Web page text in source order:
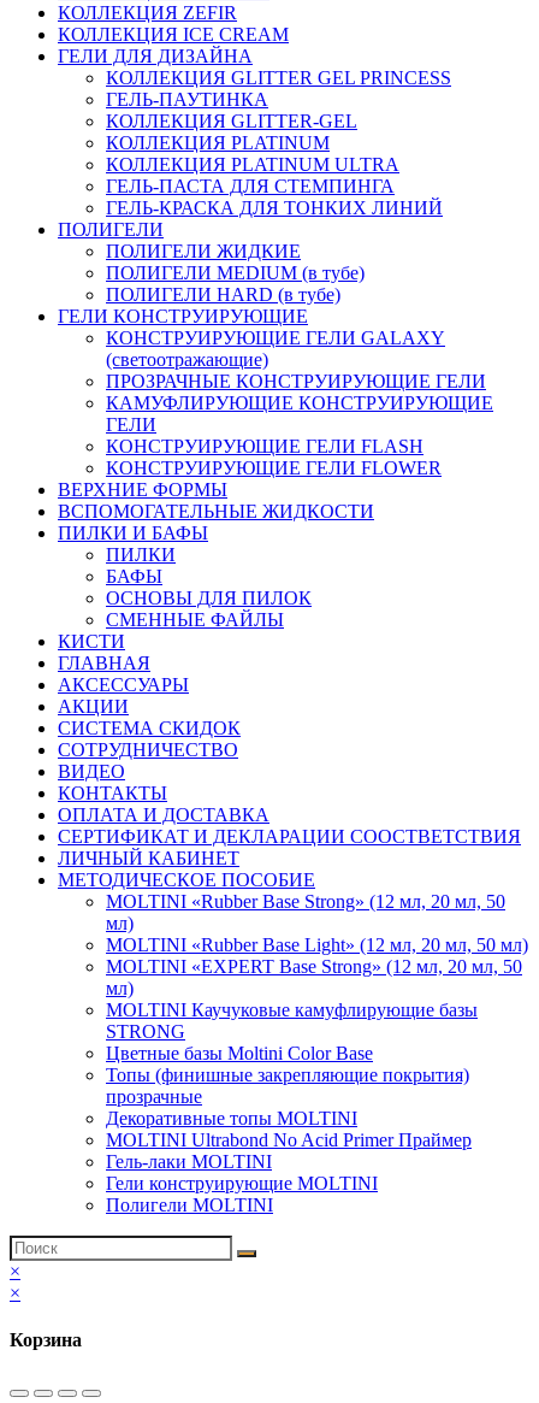
КОЛЛЕКЦИЯ ZEFIR
КОЛЛЕКЦИЯ ICE CREAM
ГЕЛИ ДЛЯ ДИЗАЙНА
КОЛЛЕКЦИЯ GLITTER GEL PRINCESS
ГЕЛЬ-ПАУТИНКА
КОЛЛЕКЦИЯ GLITTER-GEL
КОЛЛЕКЦИЯ PLATINUM
КОЛЛЕКЦИЯ PLATINUM ULTRA
ГЕЛЬ-ПАСТА ДЛЯ СТЕМПИНГА
ГЕЛЬ-КРАСКА ДЛЯ ТОНКИХ ЛИНИЙ
ПОЛИГЕЛИ
ПОЛИГЕЛИ ЖИДКИЕ
ПОЛИГЕЛИ MEDIUM (в тубе)
ПОЛИГЕЛИ HARD (в тубе)
ГЕЛИ КОНСТРУИРУЮЩИЕ
КОНСТРУИРУЮЩИЕ ГЕЛИ GALAXY
(светоотражающие)
ПРОЗРАЧНЫЕ КОНСТРУИРУЮЩИЕ ГЕЛИ
КАМУФЛИРУЮЩИЕ КОНСТРУИРУЮЩИЕ
ГЕЛИ
КОНСТРУИРУЮЩИЕ ГЕЛИ FLASH
КОНСТРУИРУЮЩИЕ ГЕЛИ FLOWER
ВЕРХНИЕ ФОРМЫ
ВСПОМОГАТЕЛЬНЫЕ ЖИДКОСТИ
ПИЛКИ И БАФЫ
ПИЛКИ
БАФЫ
ОСНОВЫ ДЛЯ ПИЛОК
СМЕННЫЕ ФАЙЛЫ
КИСТИ
ГЛАВНАЯ
АКСЕССУАРЫ
АКЦИИ
СИСТЕМА СКИДОК
СОТРУДНИЧЕСТВО
ВИДЕО
КОНТАКТЫ
ОПЛАТА И ДОСТАВКА
СЕРТИФИКАТ И ДЕКЛАРАЦИИ СООСТВЕТСТВИЯ
ЛИЧНЫЙ КАБИНЕТ
МЕТОДИЧЕСКОЕ ПОСОБИЕ
MOLTINI «Rubber Base Strong» (12 мл, 20 мл, 50
мл)
MOLTINI «Rubber Base Light» (12 мл, 20 мл, 50 мл)
MOLTINI «EXPERT Base Strong» (12 мл, 20 мл, 50
мл)
MOLTINI Каучуковые камуфлирующие базы
STRONG
Цветные базы Moltini Color Base
Топы (финишные закрепляющие покрытия)
прозрачные
Декоративные топы MOLTINI
MOLTINI Ultrabond No Acid Primer Праймер
Гель-лаки MOLTINI
Гели конструирующие MOLTINI
Полигели MOLTINI
×
×
Корзина